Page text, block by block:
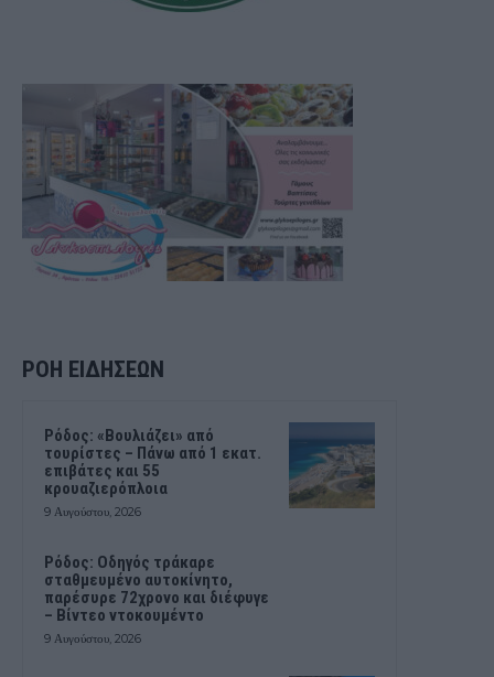
ΡΟΗ ΕΙΔΗΣΕΩΝ
Ρόδος: «Βουλιάζει» από
τουρίστες – Πάνω από 1 εκατ.
επιβάτες και 55
κρουαζιερόπλοια
9 Αυγούστου, 2026
Ρόδος: Οδηγός τράκαρε
σταθμευμένο αυτοκίνητο,
παρέσυρε 72χρονο και διέφυγε
– Βίντεο ντοκουμέντο
9 Αυγούστου, 2026